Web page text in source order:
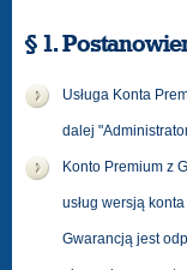
§ 1.
Usługa Konta
dalej
Konto Premium z
usług wersją
Gwarancją jest